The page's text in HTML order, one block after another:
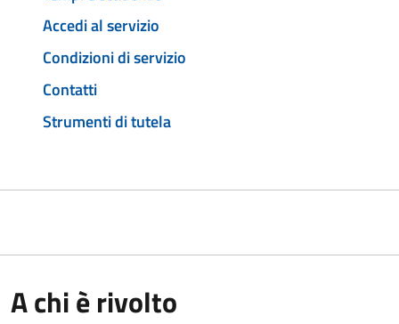
Accedi al servizio
Condizioni di servizio
Contatti
Strumenti di tutela
A chi è rivolto